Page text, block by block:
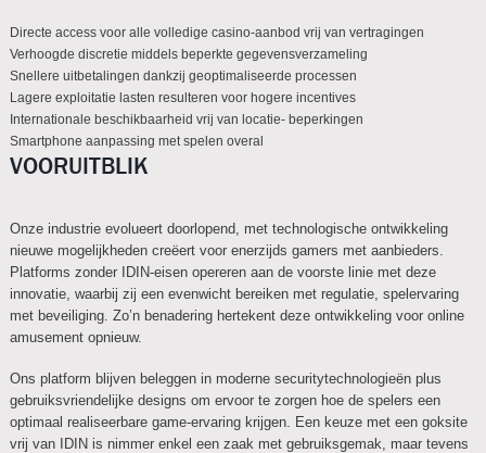
Directe access voor alle volledige casino-aanbod vrij van vertragingen
Verhoogde discretie middels beperkte gegevensverzameling
Snellere uitbetalingen dankzij geoptimaliseerde processen
Lagere exploitatie lasten resulteren voor hogere incentives
Internationale beschikbaarheid vrij van locatie- beperkingen
Smartphone aanpassing met spelen overal
VOORUITBLIK
Onze industrie evolueert doorlopend, met technologische ontwikkeling
nieuwe mogelijkheden creëert voor enerzijds gamers met aanbieders.
Platforms zonder IDIN-eisen opereren aan de voorste linie met deze
innovatie, waarbij zij een evenwicht bereiken met regulatie, spelervaring
met beveiliging. Zo’n benadering hertekent deze ontwikkeling voor online
amusement opnieuw.
Ons platform blijven beleggen in moderne securitytechnologieën plus
gebruiksvriendelijke designs om ervoor te zorgen hoe de spelers een
optimaal realiseerbare game-ervaring krijgen. Een keuze met een goksite
vrij van IDIN is nimmer enkel een zaak met gebruiksgemak, maar tevens